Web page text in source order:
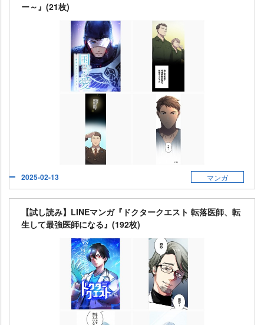
ー～』(21枚)
2025-02-13 マンガ
【試し読み】LINEマンガ『ドクタークエスト 転落医師、転
生して最強医師になる』(192枚)